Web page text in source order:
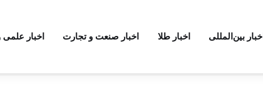
اخبار بین‌المللی اخبار طلا اخبار صنعت و تجارت اخبار علمی